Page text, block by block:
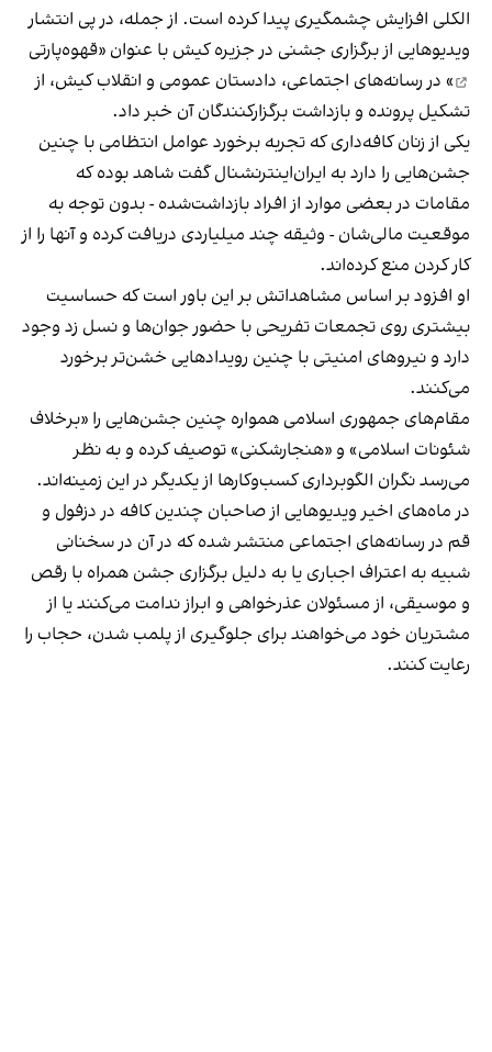
الکلی افزایش چشمگیری پیدا کرده است. از جمله، در پی انتشار
ویدیوهایی از برگزاری جشنی در جزیره کیش با عنوان «قهوه‌پارتی
» در رسانه‌های اجتماعی، دادستان عمومی و انقلاب کیش، از
تشکیل پرونده و بازداشت برگزارکنندگان آن خبر داد.
یکی از زنان کافه‌داری که تجربه برخورد عوامل انتظامی با چنین
جشن‌هایی را دارد به ایران‌اینترنشنال گفت شاهد بوده که
مقامات در بعضی موارد از افراد بازداشت‌‌شده - بدون توجه به
موقعیت مالی‌شان - وثیقه چند میلیاردی دریافت کرده و آنها را از
کار کردن منع کرده‌اند.
او افزود بر اساس مشاهداتش بر این باور است که حساسیت
بیشتری روی تجمعات تفریحی با حضور جوان‌ها و نسل زد وجود
دارد و نیروهای امنیتی با چنین رویدادهایی خشن‌تر برخورد
می‌کنند.
مقام‌های جمهوری اسلامی همواره چنین جشن‌هایی را «برخلاف
شئونات اسلامی» و «هنجارشکنی» توصیف کرده و به نظر
می‌رسد نگران الگوبرداری کسب‌وکارها از یکدیگر در این زمینه‌اند.
در ماه‌های اخیر ویدیوهایی از صاحبان چندین کافه در دزفول و
قم در رسانه‌های اجتماعی منتشر شده که در آن در سخنانی
شبیه به اعتراف اجباری یا به دلیل برگزاری جشن همراه با رقص
و موسیقی، از مسئولان عذرخواهی و ابراز ندامت می‌کنند یا از
مشتریان خود می‌خواهند برای جلوگیری از پلمب شدن، حجاب را
رعایت کنند.